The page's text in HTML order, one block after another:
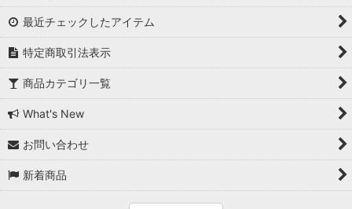
最近チェックしたアイテム
特定商取引法表示
商品カテゴリ一覧
What's New
お問い合わせ
新着商品